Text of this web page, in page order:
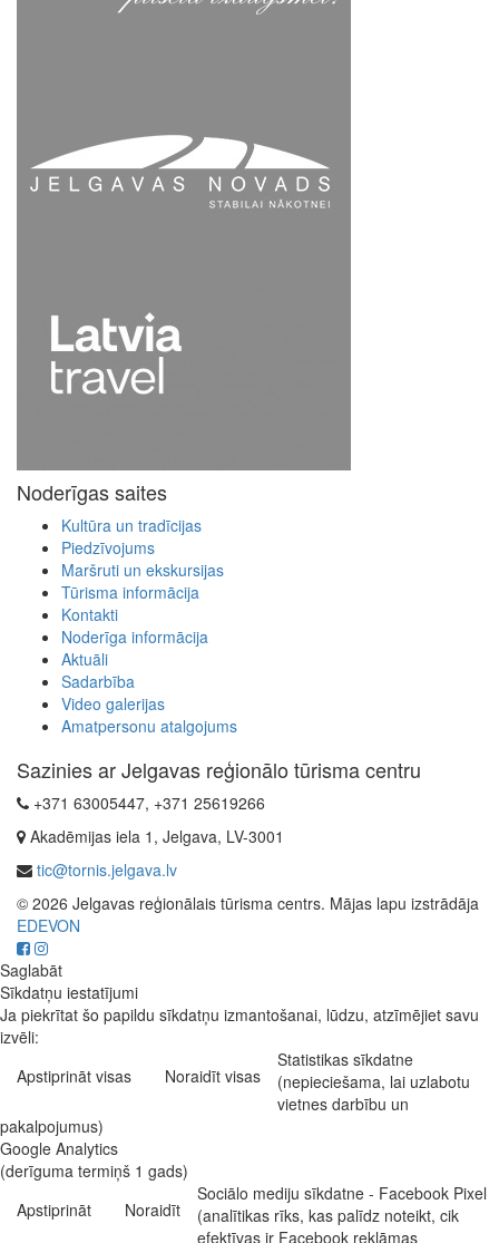
Noderīgas saites
Kultūra un tradīcijas
Piedzīvojums
Maršruti un ekskursijas
Tūrisma informācija
Kontakti
Noderīga informācija
Aktuāli
Sadarbība
Video galerijas
Amatpersonu atalgojums
Sazinies ar Jelgavas reģionālo tūrisma centru
+371 63005447, +371 25619266
Akadēmijas iela 1, Jelgava, LV-3001
tic@tornis.jelgava.lv
© 2026 Jelgavas reģionālais tūrisma centrs. Mājas lapu izstrādāja
EDEVON
Saglabāt
Sīkdatņu iestatījumi
Ja piekrītat šo papildu sīkdatņu izmantošanai, lūdzu, atzīmējiet savu
izvēli:
Apstiprināt visas
Noraidīt visas
Statistikas sīkdatne
(nepieciešama, lai uzlabotu
vietnes darbību un
pakalpojumus)
Google Analytics
(derīguma termiņš 1 gads)
Apstiprināt
Noraidīt
Sociālo mediju sīkdatne - Facebook Pixel
(analītikas rīks, kas palīdz noteikt, cik
efektīvas ir Facebook reklāmas